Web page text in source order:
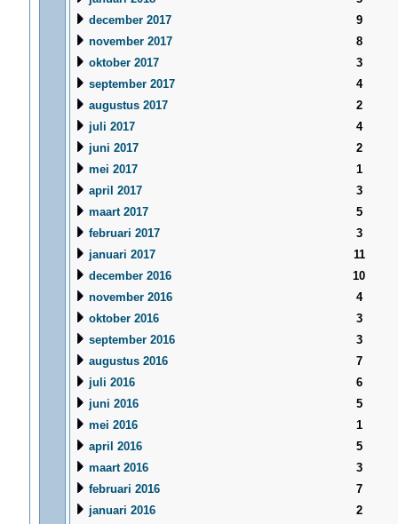
december 2017
9
november 2017
8
oktober 2017
3
september 2017
4
augustus 2017
2
juli 2017
4
juni 2017
2
mei 2017
1
april 2017
3
maart 2017
5
februari 2017
3
januari 2017
11
december 2016
10
november 2016
4
oktober 2016
3
september 2016
3
augustus 2016
7
juli 2016
6
juni 2016
5
mei 2016
1
april 2016
5
maart 2016
3
februari 2016
7
januari 2016
2